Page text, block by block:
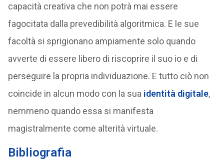
capacità creativa che non potrà mai essere
fagocitata dalla prevedibilità algoritmica. E le sue
facoltà si sprigionano ampiamente solo quando
avverte di essere libero di riscoprire il suo io e di
perseguire la propria individuazione. E tutto ciò non
coincide in alcun modo con la sua identità digitale,
nemmeno quando essa si manifesta
magistralmente come alterità virtuale.
Bibliografia